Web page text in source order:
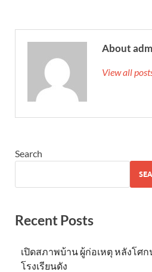
About
View all
Search
Recent Posts
เปิดสภาพบ้าน ผู้ก่อเหตุ หลังโศ
โรงเรียนดัง